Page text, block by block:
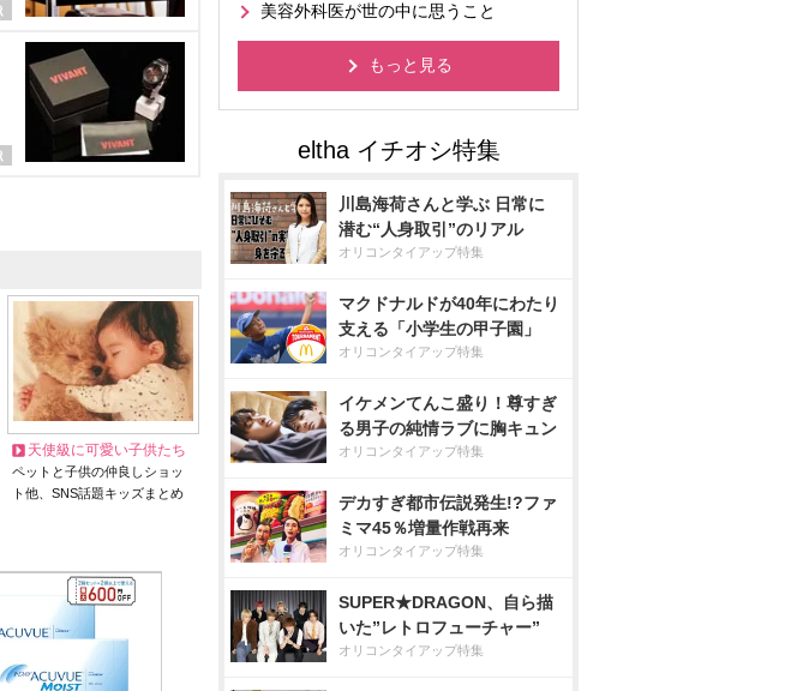
天使級に可愛い子供たち
ペットと子供の仲良しショッ
ト他、SNS話題キッズまとめ
美容外科医が世の中に思うこと
もっと見る
川島海荷さんと学ぶ 日常に
潜む“人身取引”のリアル
オリコンタイアップ特集
マクドナルドが40年にわたり
支える「小学生の甲子園」
オリコンタイアップ特集
イケメンてんこ盛り！尊すぎ
る男子の純情ラブに胸キュン
オリコンタイアップ特集
デカすぎ都市伝説発生!?ファ
ミマ45％増量作戦再来
オリコンタイアップ特集
SUPER★DRAGON、自ら描
いた”レトロフューチャー”
オリコンタイアップ特集